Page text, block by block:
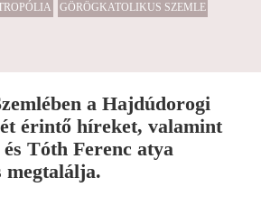
GÖRÖGKATOLIKUS SZEMLE
a Hajdúdorogi
érintő híreket, valamint
Tóth Ferenc atya
megtalálja.